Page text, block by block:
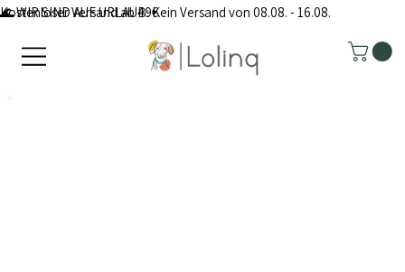
Kostenloser Versand ab 49€
🌊 WIR SIND AUF URLAUB: Kein Versand von 08.08. - 16.08.